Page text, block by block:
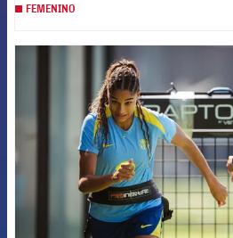
FEMENINO